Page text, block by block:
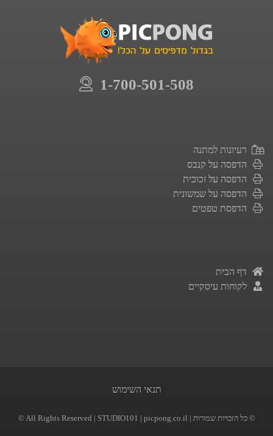
1-700-501-508
רעיונות למתנה
הדפסה על קנבס
הדפסה על זכוכית
הדפסה על שמשונית
הדפסת טפטים
דף הבית
לקוחות עיסקיים
תנאי השימוש
© All Rights Reserved | STUDIO101 | picpong.co.il | כל הזכויות שמורות ©